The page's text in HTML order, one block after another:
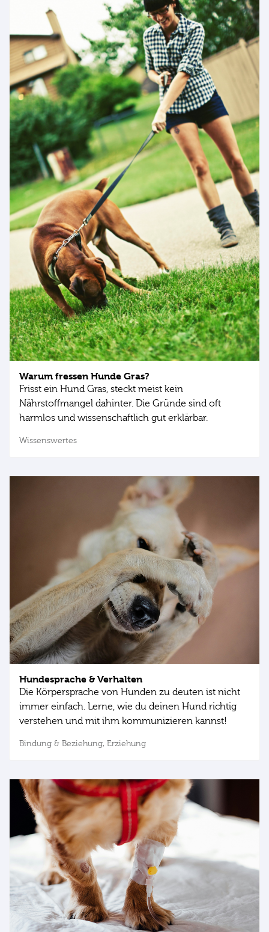
Warum fressen Hunde Gras?
Frisst ein Hund Gras, steckt meist kein
Nährstoffmangel dahinter. Die Gründe sind oft
harmlos und wissenschaftlich gut erklärbar.
Wissenswertes
Hundesprache & Verhalten
Die Körpersprache von Hunden zu deuten ist nicht
immer einfach. Lerne, wie du deinen Hund richtig
verstehen und mit ihm kommunizieren kannst!
Bindung & Beziehung, Erziehung